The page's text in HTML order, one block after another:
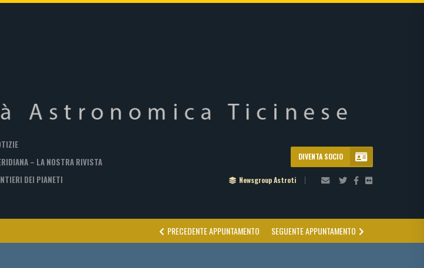
– LA NOSTRA RIVISTA
DEI PIANETI
DIVENTA SOCIO
Newsgroup Astroti
PRECEDENTE APPUNTAMENTO SEGUENTE APPUNTAMENTO